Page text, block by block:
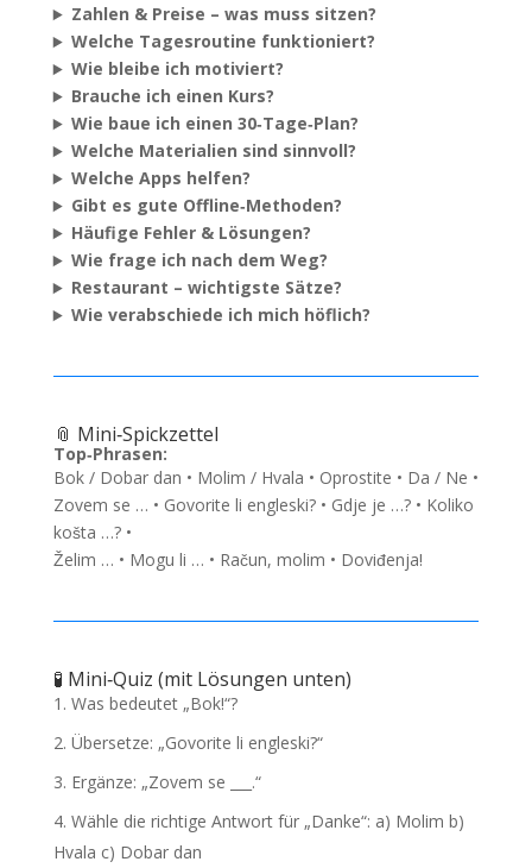
Zahlen & Preise – was muss sitzen?
Welche Tagesroutine funktioniert?
Wie bleibe ich motiviert?
Brauche ich einen Kurs?
Wie baue ich einen 30‑Tage‑Plan?
Welche Materialien sind sinnvoll?
Welche Apps helfen?
Gibt es gute Offline‑Methoden?
Häufige Fehler & Lösungen?
Wie frage ich nach dem Weg?
Restaurant – wichtigste Sätze?
Wie verabschiede ich mich höflich?
📎 Mini‑Spickzettel
Top‑Phrasen:
Bok / Dobar dan • Molim / Hvala • Oprostite • Da / Ne •
Zovem se … • Govorite li engleski? • Gdje je …? • Koliko
košta …? •
Želim … • Mogu li … • Račun, molim • Doviđenja!
🧪 Mini‑Quiz (mit Lösungen unten)
Was bedeutet „Bok!“?
Übersetze: „Govorite li engleski?“
Ergänze: „Zovem se ___.“
Wähle die richtige Antwort für „Danke“: a) Molim b)
Hvala c) Dobar dan